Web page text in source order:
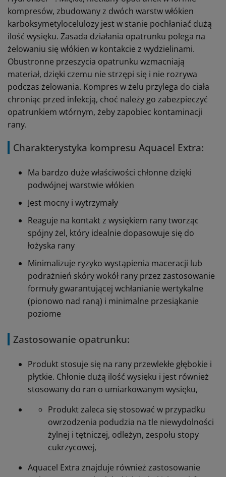
kompresów, zbudowany z dwóch warstw włókien
karboksymetylocelulozy jest w stanie pochłaniać dużą
ilość wysięku. Zasada działania opatrunku polega na
żelowaniu się włókien w kontakcie z wydzielinami.
Obustronne przeszycia opatrunku wzmacniają
materiał, dzięki czemu nie strzępi się i nie rozrywa
podczas żelowania. Kompres w żelu przylega do ciała
chroniąc przed infekcją, choć należy go zabezpieczyć
opatrunkiem wtórnym, żeby zapobiec kontaminacji
rany.
Charakterystyka kompresu Aquacel Extra:
Ma bardzo duże właściwości chłonne dzięki
podwójnej warstwie włókien
Jest mocny i wytrzymały
Reaguje na kontakt z wysiękiem rany tworząc
spójny żel, który idealnie dopasowuje się do
łożyska rany
Minimalizuje ryzyko wystąpienia maceracji lub
podrażnień skóry wokół rany przez zastosowanie
formuły gwarantującej wchłanianie wertykalne
(pionowo nad raną) i minimalne przesiąkanie
poziome
Zastosowanie opatrunku:
Produkt stosuje się na rany przewlekłe głębokie i
płytkie. Chłonie dużą ilość wysięku i jest również
stosowany do ran o umiarkowanym wysięku,
Produkt zaleca się stosować w przypadku
owrzodzenia podudzia na tle niewydolności
żylnej i tętniczej, odleżyn, zespołu stopy
cukrzycowej,
Aquacel Extra znajduje również zastosowanie